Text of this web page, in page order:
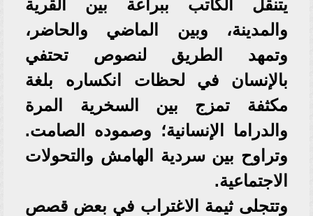
يتنقل الكاتب ببراعة بين القرية
والمدينة، وبين الماضي والحاضر،
وتمهد الطريق لنصوص تحتفي
بالإنسان في لحظات انكساره بلغة
مكثفة تمزج بين السخرية المرة
والدراما الإنسانية؛ وصموده الصامت.
وتراوح بين سردية الهامش والتحولات
الاجتماعية.
وتتجلى ثيمة الاغتراب في بعض قصص